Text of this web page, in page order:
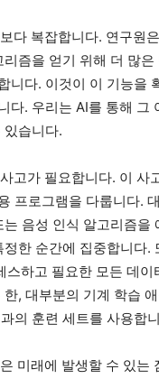
다 복잡합니다. 연구원
즘을 얻기 위해 더 많은
니다. 이것이 이 기능을
다. 우리는 AI를 통해 그
있습니다.
고가 필요합니다. 이 사
프로그램을 다룹니다.
음성 인식 알고리즘을
한 순간에 집중합니다.
스하고 필요한 모든 데이
, 대부분의 기계 학습
의 훈련 세트를 사용합
미래에 발생할 수 있는